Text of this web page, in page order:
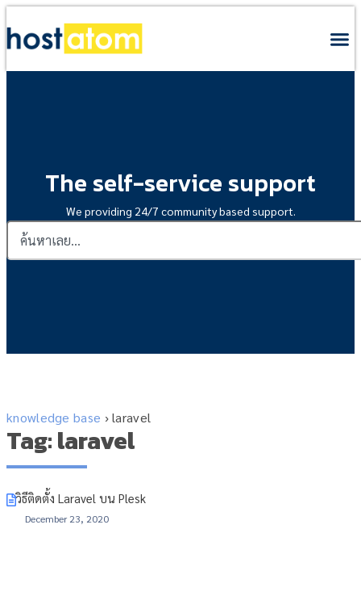
The self-service support
We providing 24/7 community based support.
knowledge base ›laravel
Tag: laravel
วิธีติดตั้ง Laravel บน Plesk
December 23, 2020